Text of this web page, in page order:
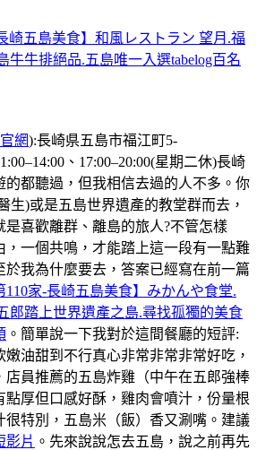
崎五島美食】和風レストラン 望月.福
牛牛排絕品.五島唯一入選tabelog百名
官網):長崎県五島市福江町5-
、17:00–20:00(星期二休)長崎
的都聽過，但我相信去過的人不多。你
生)或是五島世界遺產的教堂群而去，
是喜歡離群、離島的旅人?不管怎樣
，一個共鳴，才能踏上這一段有一點難
於我為什麼要去，答案已經寫在前一篇
110家-長崎五島美食】みかんや食堂.
郎踏上世界遺產之島.尋找孤獨的美食
。簡單說一下我對於這間餐廳的短評:
油甜到不行真心非常非常非常好吃，
店員推薦的五島炸雞（中午在五郎強棒
點厚但口感好酥，雞肉會噴汁，份量根
很特別，五島米（飯）香又涮嘴。建議
影片 。先來說說怎去五島，說之前再先